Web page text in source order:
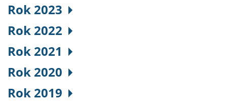
Rok 2023
Rok 2022
Rok 2021
Rok 2020
Rok 2019